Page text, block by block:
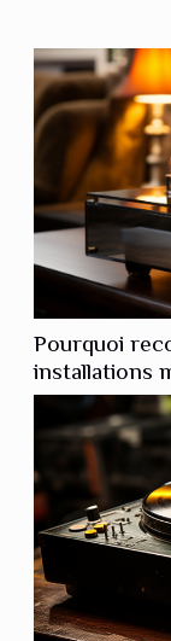
le monde...
Pourquoi
installations